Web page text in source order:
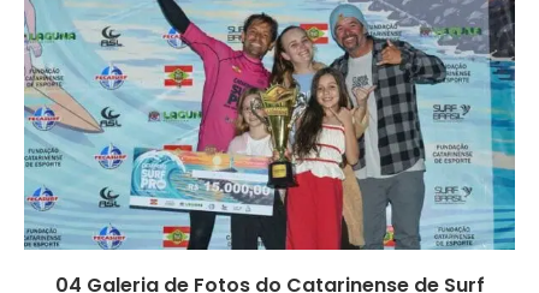
04 Galeria de Fotos do Catarinense de Surf